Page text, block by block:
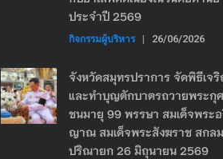
ประจำปี 2569
กิจกรรมผู้บริหาร | 26/06/2026
จังหวัดสมุทรปราการ จัดพิธีเจ
และทำบุญตักบาตรถวายพระกุ
ชนมายุ 99 พรรษา สมเด็จพระ
ญาณ สมเด็จพระสังฆราช สกล
ปริณายก 26 มิถุนายน 2569